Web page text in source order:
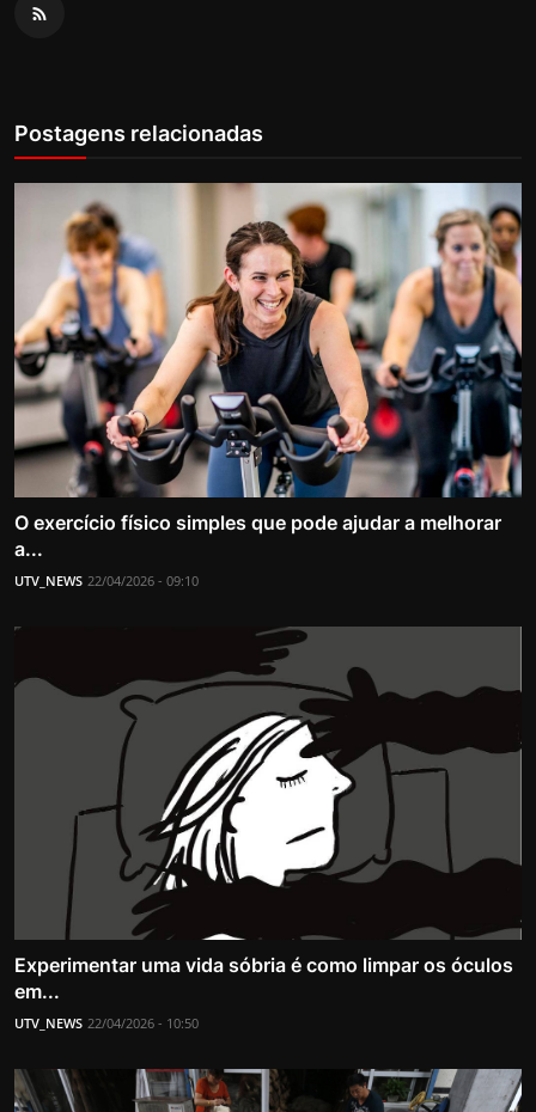
Postagens relacionadas
O exercício físico simples que pode ajudar a melhorar
a...
UTV_NEWS 22/04/2026 - 09:10
Experimentar uma vida sóbria é como limpar os óculos
em...
UTV_NEWS 22/04/2026 - 10:50